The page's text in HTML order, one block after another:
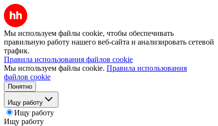
Мы используем файлы cookie, чтобы обеспечивать
правильную работу нашего веб-сайта и анализировать сетевой
трафик.
Правила использования файлов cookie
Мы используем файлы cookie. Правила использования
файлов cookie
Понятно
Ищу работу
Ищу работу
Ищу работу